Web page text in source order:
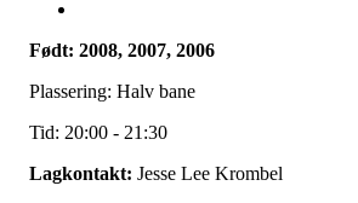
Født: 2008, 2007, 2006
Plassering: Halv bane
Tid: 20:00 - 21:30
Lagkontakt: Jesse Lee Krombel